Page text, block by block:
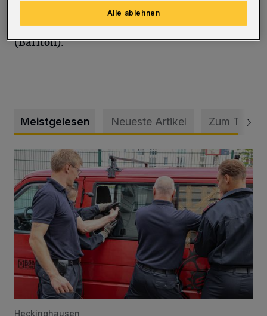
Dorothea Brandt (Sopran) und Thomas Laske
(Bariton).
Meistgelesen Neueste Artikel Zum Thema
Feuerwehr befreit Kind aus verschlossenem VW Bulli
Heckinghausen
Alle ablehnen